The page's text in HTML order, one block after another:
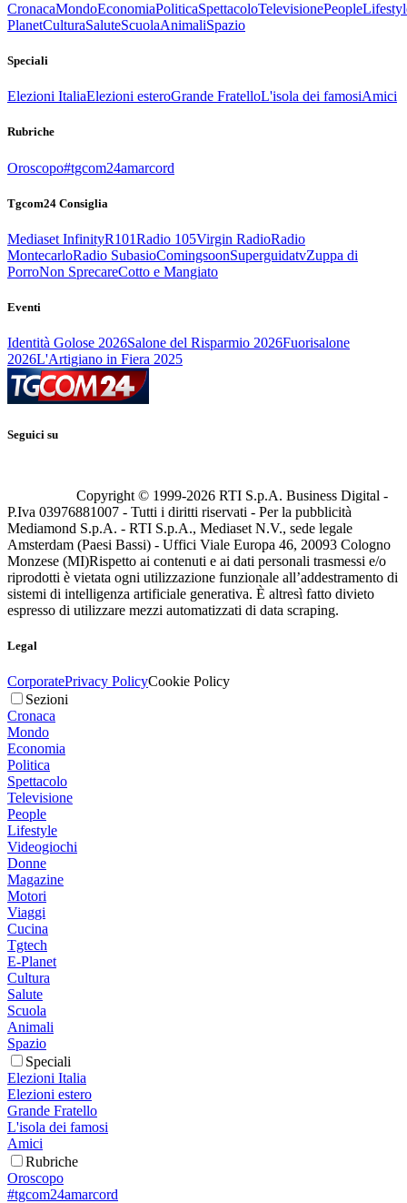
CronacaMondoEconomiaPoliticaSpettacoloTelevisionePeople
PlanetCulturaSaluteScuolaAnimaliSpazio
Speciali
Elezioni ItaliaElezioni esteroGrande FratelloL'isola dei famosiAmici
Rubriche
Oroscopo#tgcom24amarcord
Tgcom24 Consiglia
Mediaset InfinityR101Radio 105Virgin RadioRadio
MontecarloRadio SubasioComingsoonSuperguidatvZuppa di
PorroNon SprecareCotto e Mangiato
Eventi
Identità Golose 2026Salone del Risparmio 2026Fuorisalone
2026L'Artigiano in Fiera 2025
Seguici su
Copyright © 1999-2026 RTI S.p.A. Business Digital -
P.Iva 03976881007 - Tutti i diritti riservati - Per la pubblicità
Mediamond S.p.A. - RTI S.p.A., Mediaset N.V., sede legale
Amsterdam (Paesi Bassi) - Uffici Viale Europa 46, 20093 Cologno
Monzese (MI)Rispetto ai contenuti e ai dati personali trasmessi e/o
riprodotti è vietata ogni utilizzazione funzionale all’addestramento di
sistemi di intelligenza artificiale generativa. È altresì fatto divieto
espresso di utilizzare mezzi automatizzati di data scraping.
Legal
CorporatePrivacy PolicyCookie Policy
Sezioni
Cronaca
Mondo
Economia
Politica
Spettacolo
Televisione
People
Lifestyle
Videogiochi
Donne
Magazine
Motori
Viaggi
Cucina
Tgtech
E-Planet
Cultura
Salute
Scuola
Animali
Spazio
Speciali
Elezioni Italia
Elezioni estero
Grande Fratello
L'isola dei famosi
Amici
Rubriche
Oroscopo
#tgcom24amarcord